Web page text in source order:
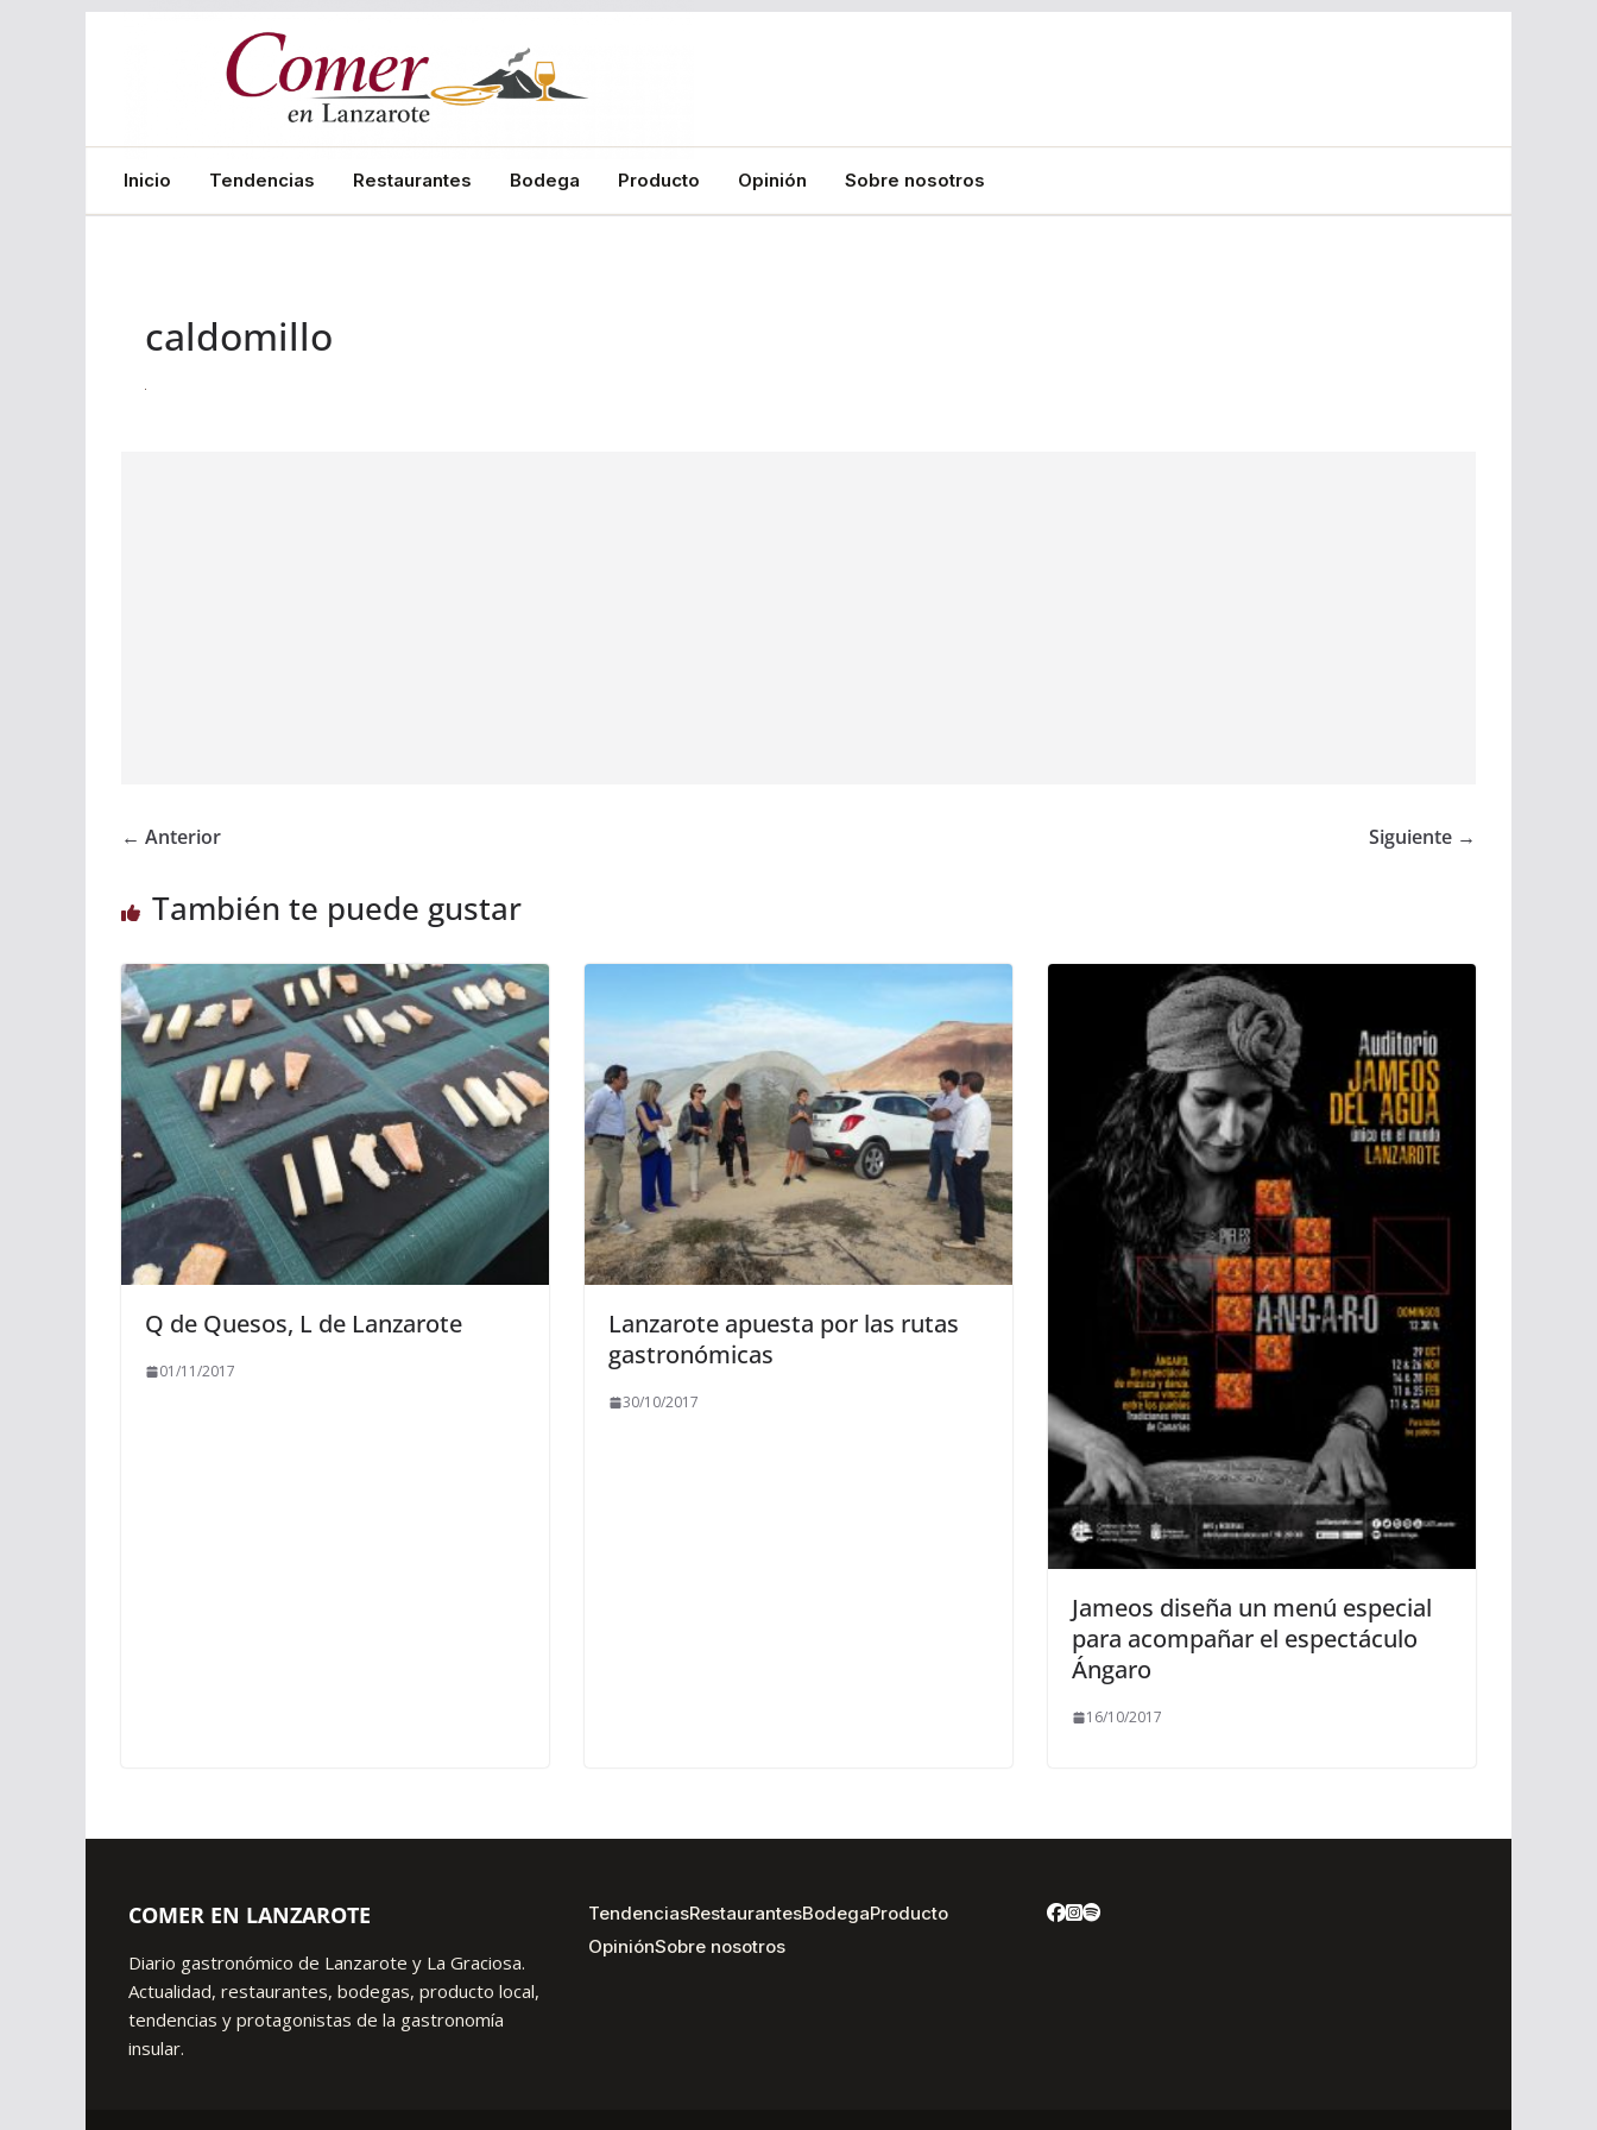
Inicio Tendencias Restaurantes Bodega Producto Opinión Sobre nosotros
caldomillo
← Anterior Siguiente →
También te puede gustar
Q de Quesos, L de Lanzarote
01/11/2017
Lanzarote apuesta por las rutas
gastronómicas
30/10/2017
Jameos diseña un menú especial
para acompañar el espectáculo
Ángaro
16/10/2017
COMER EN LANZAROTE
Diario gastronómico de Lanzarote y La Graciosa.
Actualidad, restaurantes, bodegas, producto local,
tendencias y protagonistas de la gastronomía
insular.
TendenciasRestaurantesBodegaProducto
OpiniónSobre nosotros